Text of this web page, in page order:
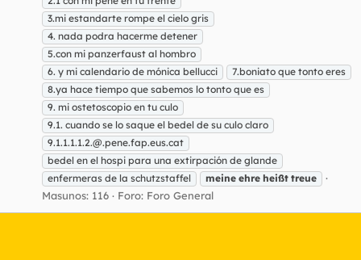
3.mi estandarte rompe el cielo gris
4. nada podra hacerme detener
5.con mi panzerfaust al hombro
6. y mi calendario de mónica bellucci
7.boniato que tonto eres
8.ya hace tiempo que sabemos lo tonto que es
9. mi ostetoscopio en tu culo
9.1. cuando se lo saque el bedel de su culo claro
9.1.1.1.1.2.@.pene.fap.eus.cat
bedel en el hospi para una extirpación de glande
enfermeras de la schutzstaffel
meine ehre heißt treue
Masunos: 116 Foro: Foro General